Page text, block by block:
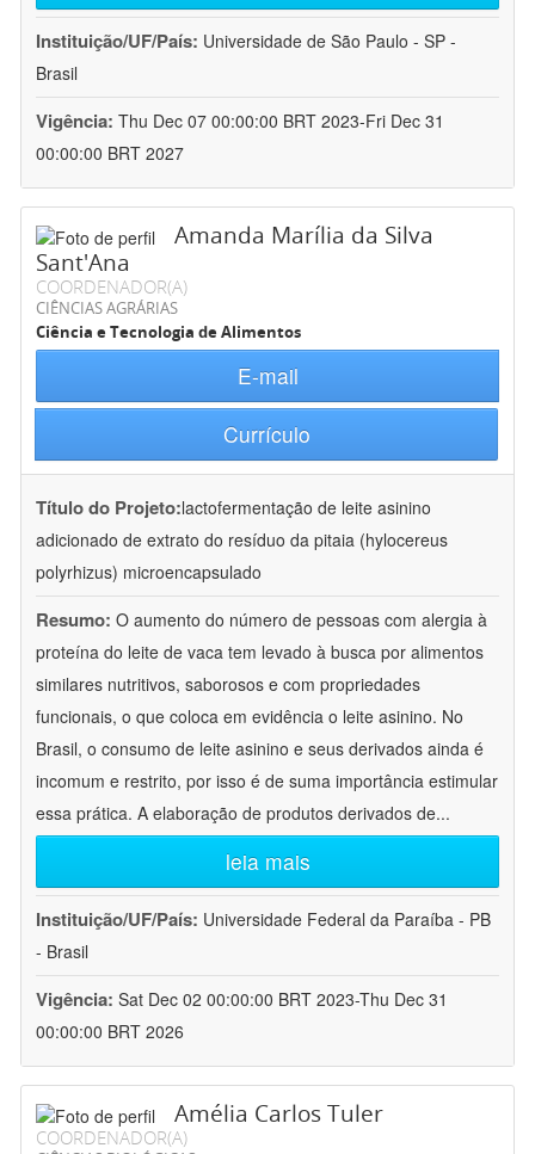
Instituição/UF/País: Universidade de São Paulo - SP -
Brasil
Vigência: Thu Dec 07 00:00:00 BRT 2023-Fri Dec 31
00:00:00 BRT 2027
Amanda Marília da Silva
Sant'Ana
COORDENADOR(A)
CIÊNCIAS AGRÁRIAS
Ciência e Tecnologia de Alimentos
E-mail
Currículo
Título do Projeto:lactofermentação de leite asinino
adicionado de extrato do resíduo da pitaia (hylocereus
polyrhizus) microencapsulado
Resumo: O aumento do número de pessoas com alergia à
proteína do leite de vaca tem levado à busca por alimentos
similares nutritivos, saborosos e com propriedades
funcionais, o que coloca em evidência o leite asinino. No
Brasil, o consumo de leite asinino e seus derivados ainda é
incomum e restrito, por isso é de suma importância estimular
essa prática. A elaboração de produtos derivados de...
leia mais
Instituição/UF/País: Universidade Federal da Paraíba - PB
- Brasil
Vigência: Sat Dec 02 00:00:00 BRT 2023-Thu Dec 31
00:00:00 BRT 2026
Amélia Carlos Tuler
COORDENADOR(A)